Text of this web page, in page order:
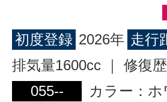
初度登録 2026年 走行
排気量1600cc ｜ 修復
055--
カラー：ホ